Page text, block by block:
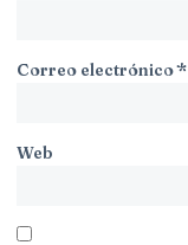
Correo electrónico*
Web